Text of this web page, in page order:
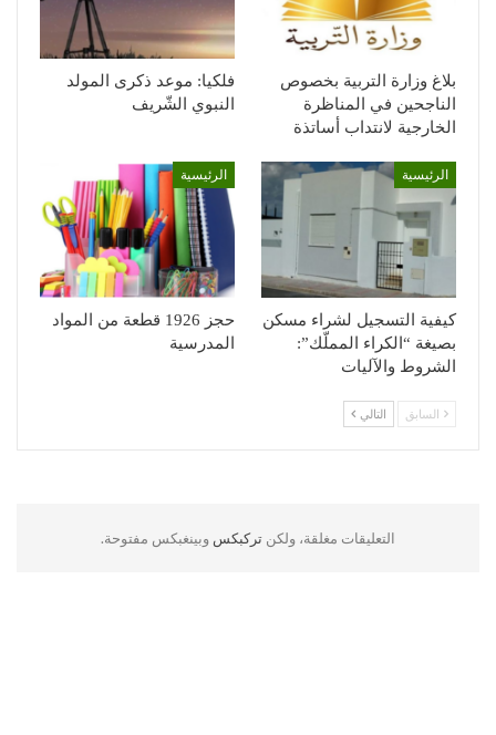
بلاغ وزارة التربية بخصوص
الناجحين في المناظرة
الخارجية لانتداب أساتذة
فلكيا: موعد ذكرى المولد
النبوي الشّريف
الرئيسية
كيفية التسجيل لشراء مسكن
بصيغة “الكراء المملّك”:
الشروط والآليات
الرئيسية
حجز 1926 قطعة من المواد
المدرسية
السابق التالي
التعليقات مغلقة، ولكن تركبكس وبينغبكس مفتوحة.